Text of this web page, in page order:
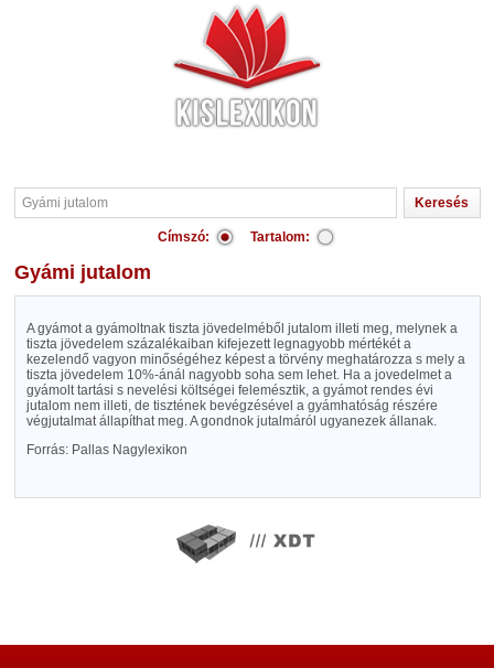
Címszó: Tartalom:
Gyámi jutalom
A gyámot a gyámoltnak tiszta jövedelméből jutalom illeti meg, melynek a
tiszta jövedelem százalékaiban kifejezett legnagyobb mértékét a
kezelendő vagyon minőségéhez képest a törvény meghatározza s mely a
tiszta jövedelem 10%-ánál nagyobb soha sem lehet. Ha a jovedelmet a
gyámolt tartási s nevelési költségei felemésztik, a gyámot rendes évi
jutalom nem illeti, de tisztének bevégzésével a gyámhatóság részére
végjutalmat állapíthat meg. A gondnok jutalmáról ugyanezek állanak.
Forrás: Pallas Nagylexikon